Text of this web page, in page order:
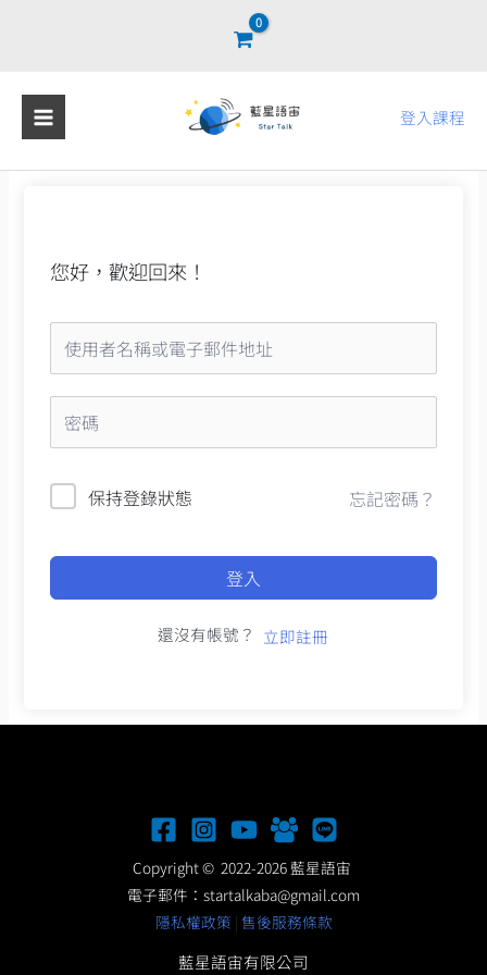
登入課程
您好，歡迎回來！
保持登錄狀態 忘記密碼？
登入
還沒有帳號？ 立即註冊
Copyright © 2022-2026 藍星語宙
電子郵件： startalkaba@gmail.com
隱私權政策 | 售後服務條款
藍星語宙有限公司